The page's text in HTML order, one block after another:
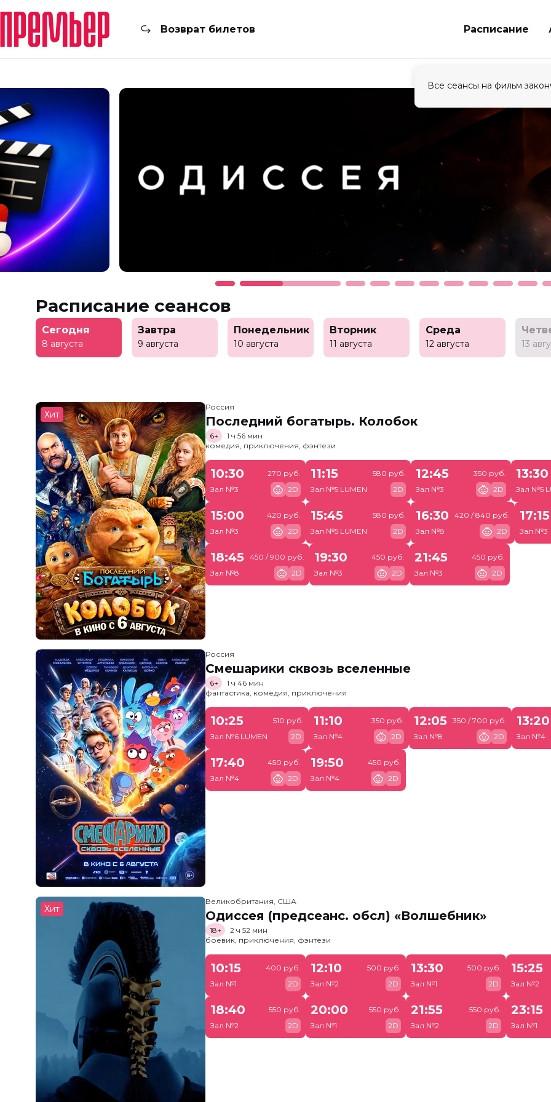
Возврат билетов Расписание
Расписание сеансов
Сегодня
8 августа
Завтра
9 августа
Понедельник
10 августа
Вторник
11 августа
Среда
12 августа 13
Хит
Россия
Последний богатырь. Колобок
6+
1 ч 56 мин
комедия, приключения, фэнтези
10:30
Зал №3
270 руб.
2D
11:15
Зал №5 LUMEN
580 руб.
2D
12:45
Зал №3
350 руб.
2D
13:30
Зал №5
15:00
Зал №3
420 руб.
2D
15:45
Зал №5 LUMEN
580 руб.
2D
16:30
Зал №8
420 / 840 руб.
2D
17:15
Зал №3
18:45
Зал №8
450 / 900 руб.
2D
19:30
Зал №3
450 руб.
2D
21:45
Зал №3
450 руб.
2D
Россия
Смешарики сквозь вселенные
6+
1 ч 46 мин
фантастика, комедия, приключения
10:25
Зал №6 LUMEN
510 руб.
2D
11:10
Зал №4
350 руб.
2D
12:05
Зал №8
350 / 700 руб.
2D
13:20
Зал №4
17:40
Зал №4
450 руб.
2D
19:50
Зал №4
450 руб.
2D
Хит
Великобритания, США
Одиссея (предсеанс. обсл) «Волшебник»
18+
2 ч 52 мин
боевик, приключения, фэнтези
10:15
Зал №1
400 руб.
2D
12:10
Зал №2
500 руб.
2D
13:30
Зал №1
500 руб.
2D
15:25
Зал №2
18:40
Зал №2
550 руб.
2D
20:00
Зал №1
550 руб.
2D
21:55
Зал №2
550 руб.
2D
23:15
Зал №1
Все сеансы на фильм